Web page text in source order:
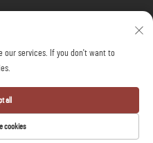
Co., Ltd Všechna práva
osobních údajů- Blog
our services. If you don't want to
cookies
all